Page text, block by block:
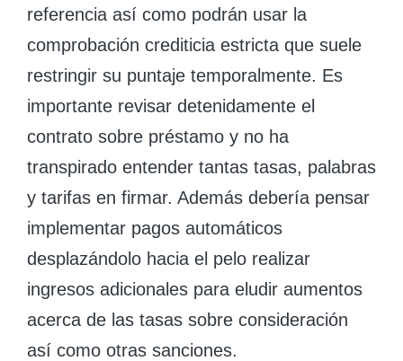
referencia así­ como podrán usar la
comprobación crediticia estricta que suele
restringir su puntaje temporalmente. Es
importante revisar detenidamente el
contrato sobre préstamo y no ha
transpirado entender tantas tasas, palabras
y tarifas en firmar. Además debería pensar
implementar pagos automáticos
desplazándolo hacia el pelo realizar
ingresos adicionales para eludir aumentos
acerca de las tasas sobre consideración
así­ como otras sanciones.